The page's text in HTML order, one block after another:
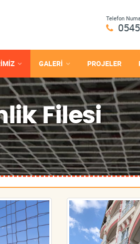
Telefon
GALERİ PROJELER
Filesi